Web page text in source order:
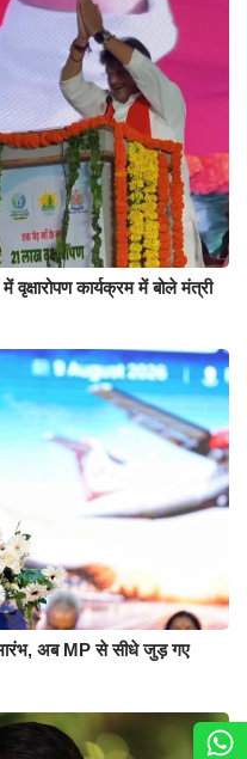
कार्यक्रम में बोले मंत्री
अब MP से सीधे जुड़ गए